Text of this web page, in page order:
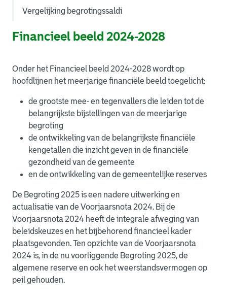
Vergelijking begrotingssaldi
Financieel beeld 2024-2028
Onder het Financieel beeld 2024-2028 wordt op
hoofdlijnen het meerjarige financiële beeld toegelicht:
de grootste mee- en tegenvallers die leiden tot de
belangrijkste bijstellingen van de meerjarige
begroting
de ontwikkeling van de belangrijkste financiële
kengetallen die inzicht geven in de financiële
gezondheid van de gemeente
en de ontwikkeling van de gemeentelijke reserves
De Begroting 2025 is een nadere uitwerking en
actualisatie van de Voorjaarsnota 2024. Bij de
Voorjaarsnota 2024 heeft de integrale afweging van
beleidskeuzes en het bijbehorend financieel kader
plaatsgevonden. Ten opzichte van de Voorjaarsnota
2024 is, in de nu voorliggende Begroting 2025, de
algemene reserve en ook het weerstandsvermogen op
peil gehouden.